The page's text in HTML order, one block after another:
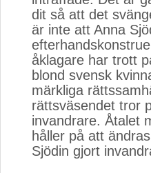
dit så att det
är inte att Anna
åklagare har trott
blond svensk
märkliga
rättsväsendet tror
invandrare. Åtalet
håller på att
Sjödin gjort